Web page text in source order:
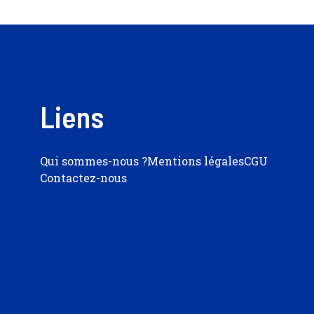
Liens
Qui sommes-nous ?Mentions légalesCGU
Contactez-nous